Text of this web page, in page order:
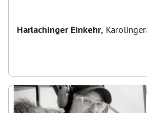
Harlachinger Einkehr,